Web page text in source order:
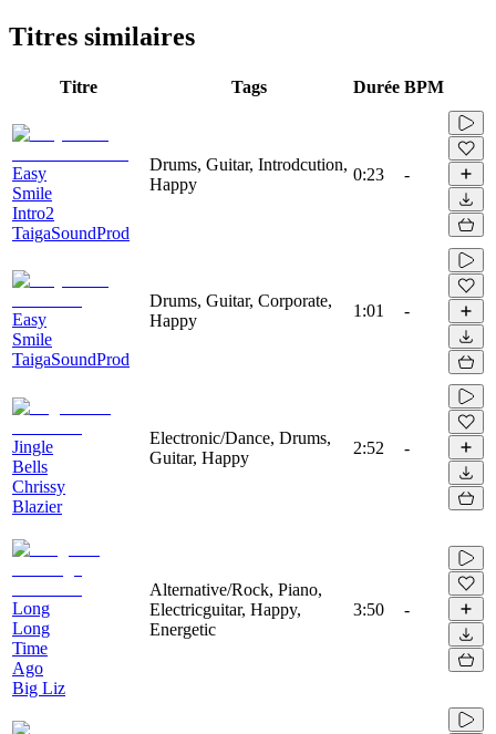
Titres similaires
Titre Tags Durée BPM
Easy
Smile
Intro2
TaigaSoundProd
Drums, Guitar, Introdcution,
Happy
0:23 -
Easy
Smile
TaigaSoundProd
Drums, Guitar, Corporate,
Happy
1:01 -
Jingle
Bells
Chrissy
Blazier
Electronic/Dance, Drums,
Guitar, Happy
2:52 -
Long
Long
Time
Ago
Big Liz
Alternative/Rock, Piano,
Electricguitar, Happy,
Energetic
3:50 -